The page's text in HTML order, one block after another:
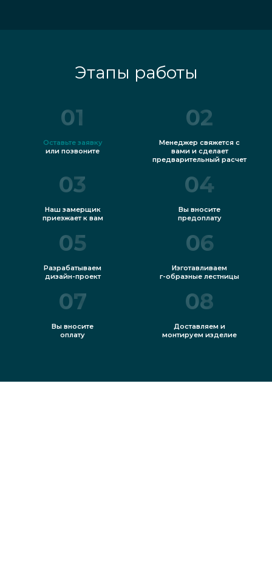
Этапы работы
01
Оставьте заявку
или позвоните
02
Менеджер свяжется с
вами и сделает
предварительный расчет
03
Наш замерщик
приезжает к вам
04
Вы вносите
предоплату
05
Разрабатываем
дизайн-проект
06
Изготавливаем
г-образные лестницы
07
Вы вносите
оплату
08
Доставляем и
монтируем изделие